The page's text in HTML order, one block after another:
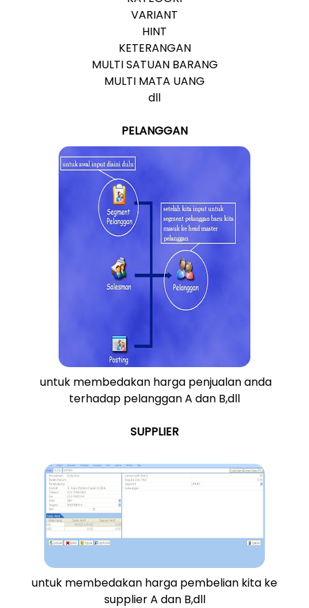
VARIANT
HINT
KETERANGAN
MULTI SATUAN BARANG
MULTI MATA UANG
dll
PELANGGAN
untuk membedakan harga penjualan anda
terhadap pelanggan A dan B,dll
SUPPLIER
untuk membedakan harga pembelian kita ke
supplier A dan B,dll